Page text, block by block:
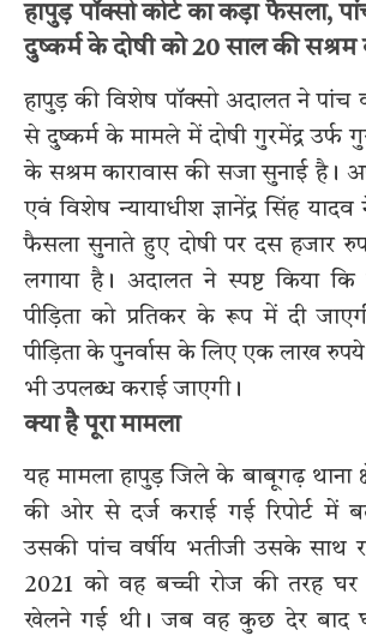
हापुड़ पॉक्सो कोर्ट का कड़ा फैसला,
दुष्कर्म के दोषी को 20 साल की सश्रम
हापुड़ की विशेष पॉक्सो अदालत ने पांच
से दुष्कर्म के मामले में दोषी गुरमेंद्र उर्फ
के सश्रम कारावास की सजा सुनाई है।
एवं विशेष न्यायाधीश ज्ञानेंद्र सिंह
फैसला सुनाते हुए दोषी पर दस हजार
लगाया है। अदालत ने स्पष्ट किया कि
पीड़िता को प्रतिकर के रूप में दी
पीड़िता के पुनर्वास के लिए एक लाख रुपये
भी उपलब्ध कराई जाएगी।
क्या है पूरा मामला
यह मामला हापुड़ जिले के बाबूगढ़ थाना
की ओर से दर्ज कराई गई रिपोर्ट में
उसकी पांच वर्षीय भतीजी उसके साथ
2021 को वह बच्ची रोज की तरह
खेलने गई थी। जब वह कुछ देर बाद